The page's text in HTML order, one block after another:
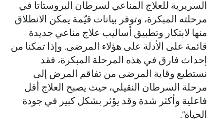
السريرية للعلاج المناعي لسرطان البروستاتا في
مرحلته المبكرة، وتوفر بيانات قيّمة يمكن الانطلاق
منها لابتكار وتطبيق أساليب علاج مناعي جديدة
قائمة على الأدلة على هؤلاء المرضى. وإذا تمكنا من
إحداث فارق في هذه المرحلة المبكرة، فقد
نستطيع وقاية المرضى من تفاقم المرض إلى
مرحلة السرطان النقيلي، حيث يصبح العلاج أقل
فاعلية وأكثر شدة وقد يؤثر بشكل كبير في جودة
الحياة".